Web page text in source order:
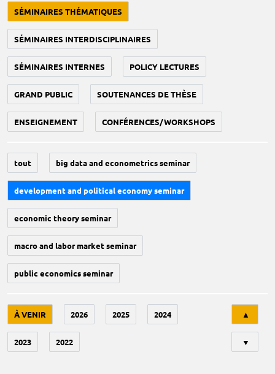
SÉMINAIRES THÉMATIQUES
SÉMINAIRES INTERDISCIPLINAIRES
SÉMINAIRES INTERNES POLICY LECTURES
GRAND PUBLIC SOUTENANCES DE THÈSE
ENSEIGNEMENT CONFÉRENCES/WORKSHOPS
tout big data and econometrics seminar
development and political economy seminar
economic theory seminar
macro and labor market seminar
public economics seminar
À VENIR 2026 2025 2024
2023 2022
▲
▼